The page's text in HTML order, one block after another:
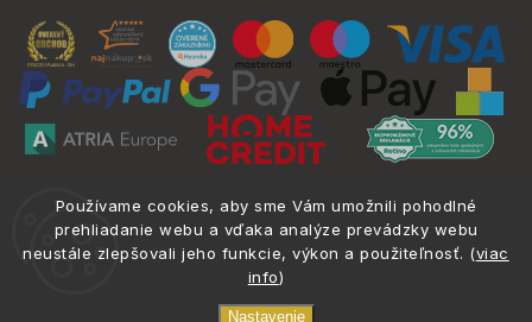
Používame cookies, aby sme Vám umožnili pohodlné
prehliadanie webu a vďaka analýze prevádzky webu
neustále zlepšovali jeho funkcie, výkon a použiteľnosť. (viac
info)
Nastavenie
práva vyhradené.